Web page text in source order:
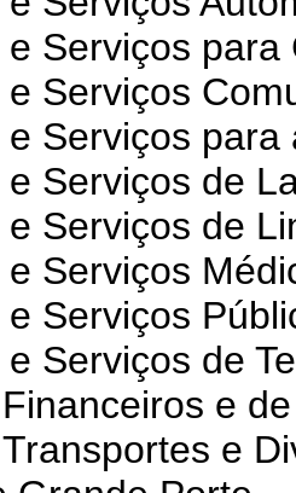
Serviços
Serviços
Serviços para
Serviços de
Serviços de
Serviços
Serviços
Serviços de
e
e